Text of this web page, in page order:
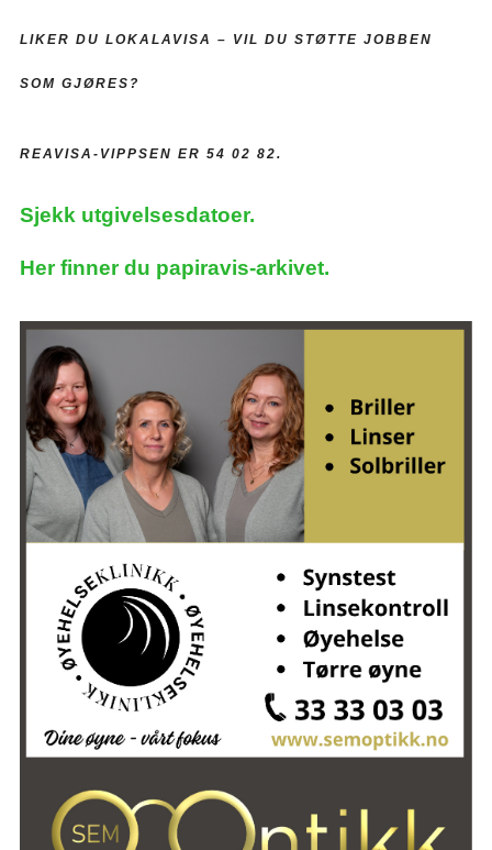
LIKER DU LOKALAVISA – VIL DU STØTTE JOBBEN
SOM GJØRES?
REAVISA-VIPPSEN ER 54 02 82.
Sjekk utgivelsesdatoer.
Her finner du papiravis-arkivet.